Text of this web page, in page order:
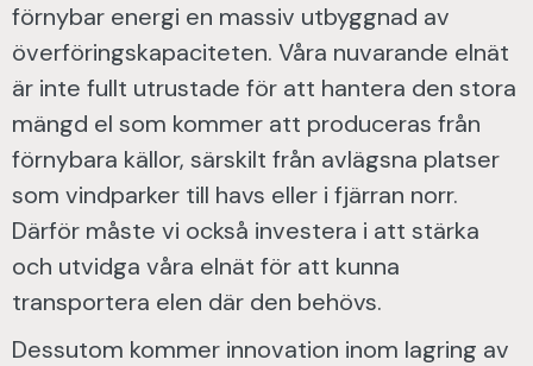
förnybar energi en massiv utbyggnad av
överföringskapaciteten. Våra nuvarande elnät
är inte fullt utrustade för att hantera den stora
mängd el som kommer att produceras från
förnybara källor, särskilt från avlägsna platser
som vindparker till havs eller i fjärran norr.
Därför måste vi också investera i att stärka
och utvidga våra elnät för att kunna
transportera elen där den behövs.
Dessutom kommer innovation inom lagring av